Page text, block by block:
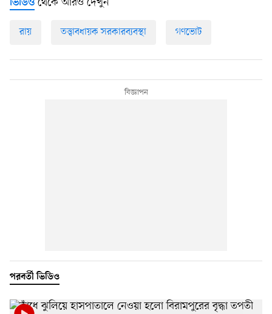
ভিডিও
রায় তত্ত্বাবধায়ক সরকারব্যবস্থা গণভোট
পরবর্তী ভিডিও